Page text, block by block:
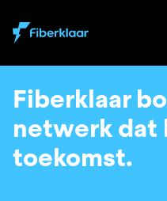
Fiberklaar
netwerk dat
toekomst.